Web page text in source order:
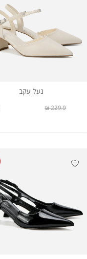
נעל עקב
229.9 ₪